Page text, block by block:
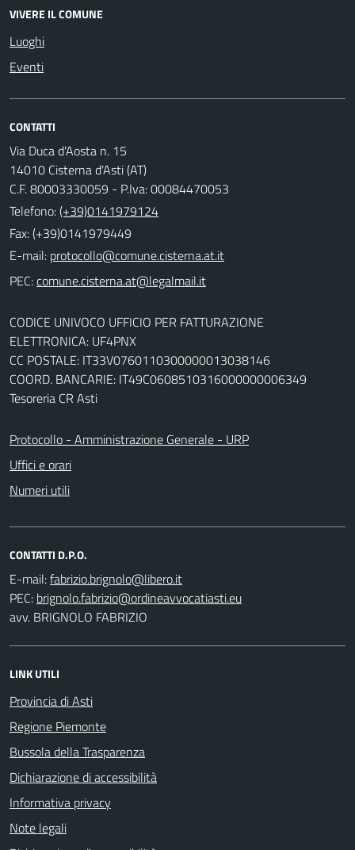
VIVERE IL COMUNE
Luoghi
Eventi
CONTATTI
Via Duca d'Aosta n. 15
14010 Cisterna d'Asti (AT)
C.F. 80003330059 - P.Iva: 00084470053
Telefono:(+39)0141979124
Fax: (+39)0141979449
E-mail:
PEC:
CODICE UNIVOCO UFFICIO PER FATTURAZIONE
ELETTRONICA: UF4PNX
CC POSTALE: IT33V0760110300000013038146
COORD. BANCARIE: IT49C0608510316000000006349
Tesoreria CR Asti
Protocollo - Amministrazione Generale - URP
Uffici e orari
Numeri utili
CONTATTI D.P.O.
E-mail:
PEC:
avv. BRIGNOLO FABRIZIO
LINK UTILI
Provincia di Asti
Regione Piemonte
Bussola della Trasparenza
Dichiarazione di accessibilità
Informativa privacy
Note legali